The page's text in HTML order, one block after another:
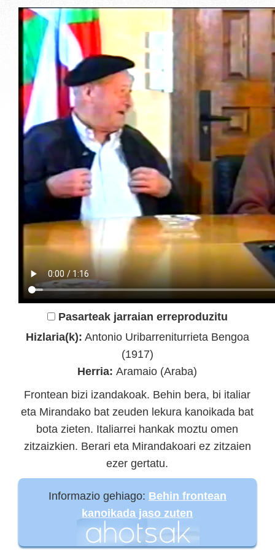
Pasarteak jarraian erreproduzitu
Hizlaria(k): Antonio Uribarreniturrieta Bengoa
(1917)
Herria:Aramaio (Araba)
Frontean bizi izandakoak. Behin bera, bi italiar
eta Mirandako bat zeuden lekura kanoikada bat
bota zieten. Italiarrei hankak moztu omen
zitzaizkien. Berari eta Mirandakoari ez zitzaien
ezer gertatu.
Informazio gehiago: Behin frontean
kanoikada jaso zuten